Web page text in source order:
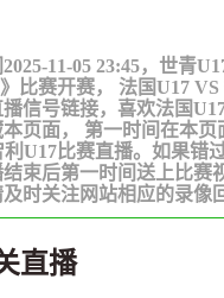
11-05 23:45，世青
比赛开赛， 法国U17
信号链接，喜欢法国
页面， 第一时间在本页
U17比赛直播。如果错
束后第一时间送上比赛
时关注网站相应的录像
直播